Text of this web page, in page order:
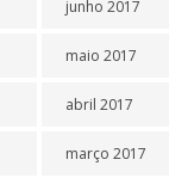
junho 2017
maio 2017
abril 2017
março 2017